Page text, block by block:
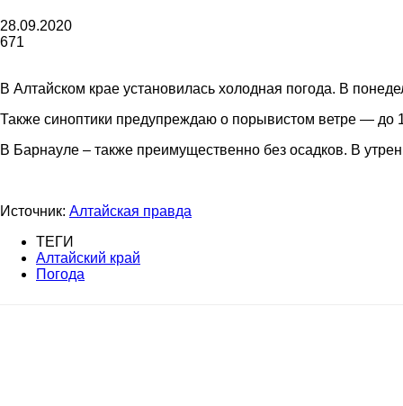
газеты
«Районные
вести»
28.09.2020
671
В Алтайском крае установилась холодная погода. В
Также синоптики предупреждаю о порывистом ветре —
В Барнауле – также преимущественно без осадков. В
Источник: Алтайская правда
ТЕГИ
Алтайский край
Погода